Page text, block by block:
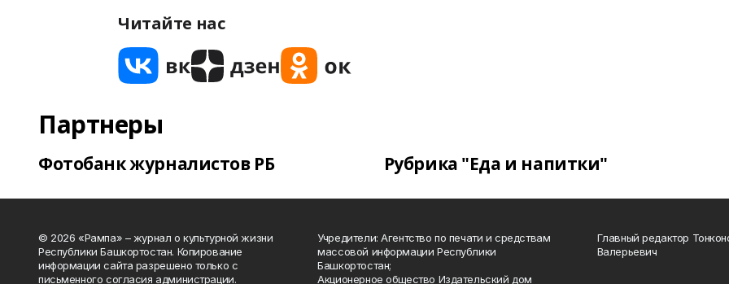
Читайте нас
Партнеры
Фотобанк журналистов РБ Рубрика "Еда и напитки"
© 2026 «Рампа» – журнал о культурной жизни
Республики Башкортостан. Копирование
информации сайта разрешено только с
письменного согласия администрации.
Учредители: Агентство по печати и средствам
массовой информации Республики
Башкортостан;
Акционерное общество Издательский дом
Главный редактор
Валерьевич